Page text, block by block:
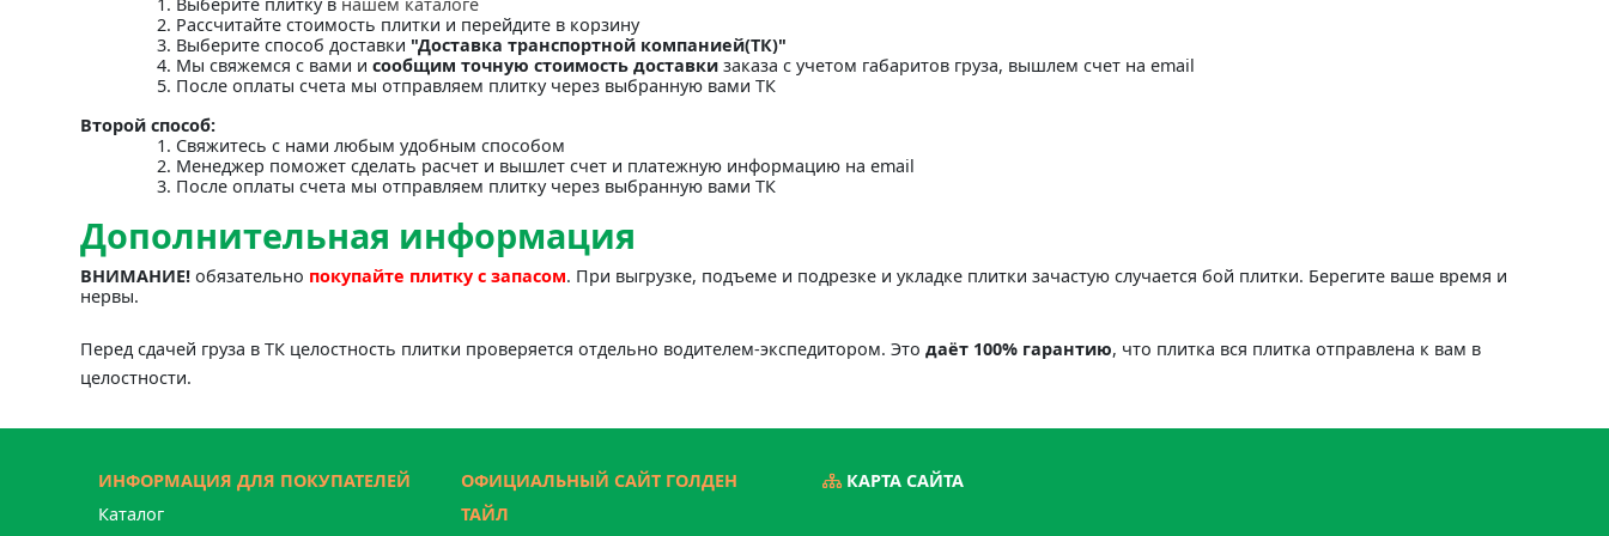
Рассчитайте стоимость плитки и перейдите в корзину
Выберите способ доставки "Доставка транспортной компанией(ТК)"
Мы свяжемся с вами и сообщим точную стоимость доставки заказа с учетом габаритов груза, вышлем счет на email
После оплаты счета мы отправляем плитку через выбранную вами ТК
Второй способ:
Свяжитесь с нами любым удобным способом
Менеджер поможет сделать расчет и вышлет счет и платежную информацию на email
После оплаты счета мы отправляем плитку через выбранную вами ТК
Дополнительная информация
ВНИМАНИЕ! обязательно покупайте плитку с запасом. При выгрузке, подъеме и подрезке и укладке плитки зачастую случается бой плитки. Берегите ваше время и
нервы.
Перед сдачей груза в ТК целостность плитки проверяется отдельно водителем-экспедитором. Это даёт 100% гарантию, что плитка вся плитка отправлена к вам в
целостности.
ИНФОРМАЦИЯ ДЛЯ ПОКУПАТЕЛЕЙ
Каталог
ОФИЦИАЛЬНЫЙ САЙТ ГОЛДЕН
ТАЙЛ
КАРТА САЙТА